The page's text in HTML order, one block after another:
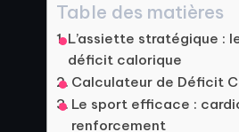
Table des matières
L’assiette stratégique :
déficit calorique
Calculateur de Déficit
Le sport efficace :
renforcement